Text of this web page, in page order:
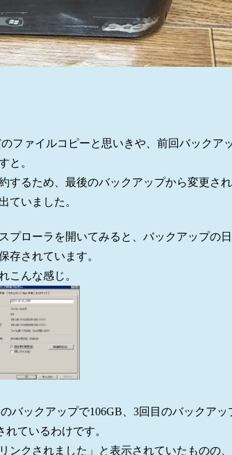
ファイルコピーと思いきや、前回バックア
と。
るため、最後のバックアップから変更さ
ていました。
ローラを開いてみると、バックアップの
存されています。
こんな感じ。
バックアップで106GB、3回目のバックア
ているわけです。
クされました」と表示されていたものの